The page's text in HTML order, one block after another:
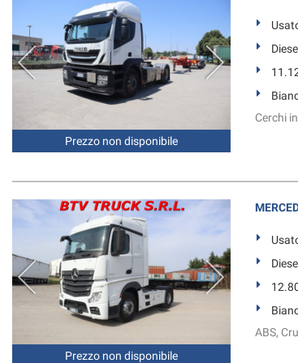
Prezzo non disponibile
Cerchi
Prezzo non disponibile
ABS,
in
qualsiasi
momento.
Cookie necessari
Cookie delle preferenze
Cookie per il miglioramento dell'esperienza